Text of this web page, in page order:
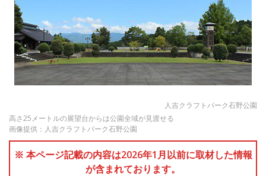
人吉クラフトパーク石野公園
高さ25メートルの展望台からは公園全域が見渡せる
画像提供：人吉クラフトパーク石野公園
※ 本ページ記載の内容は2026年1月以前に取材した情報
が含まれております。